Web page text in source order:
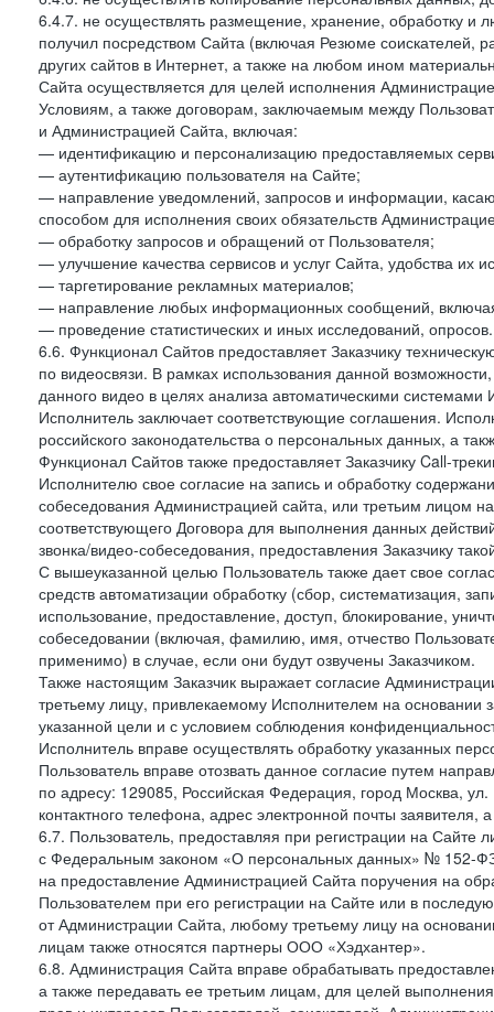
6.4.7. не осуществлять размещение, хранение, обработку и
получил посредством Сайта (включая Резюме
других сайтов в Интернет, а также на любом ином
Сайта осуществляется для целей исполнения
Условиям, а также договорам, заключаемым между
и Администрацией Сайта, включая:
— идентификацию и персонализацию предоставляемых
— аутентификацию пользователя на Сайте;
— направление уведомлений, запросов и информации,
способом для исполнения своих обязательств
— обработку запросов и обращений от Пользователя;
— улучшение качества сервисов и услуг Сайта, удобства их
— таргетирование рекламных материалов;
— направление любых информационных сообщений,
— проведение статистических и иных исследований, опросов.
6.6. Функционал Сайтов предоставляет Заказчику
по видеосвязи. В рамках использования данной
данного видео в целях анализа автоматическими
Исполнитель заключает соответствующие соглашения.
российского законодательства о персональных данных, а
Функционал Сайтов также предоставляет Заказчику Call-
Исполнителю свое согласие на запись и обработку
собеседования Администрацией сайта, или третьим лицом
соответствующего Договора для выполнения данных
звонка/видео-собеседования, предоставления Заказчику
С вышеуказанной целью Пользователь также дает свое
средств автоматизации обработку (сбор, систематизация,
использование, предоставление, доступ, блокирование,
собеседовании (включая, фамилию, имя, отчество
применимо) в случае, если они будут озвучены Заказчиком.
Также настоящим Заказчик выражает согласие
третьему лицу, привлекаемому Исполнителем на основании
указанной цели и с условием соблюдения
Исполнитель вправе осуществлять обработку указанных
Пользователь вправе отозвать данное согласие путем
по адресу: 129085, Российская Федерация, город Москва,
контактного телефона, адрес электронной почты
6.7. Пользователь, предоставляя при регистрации на
с Федеральным законом «О персональных данных» № 152-
на предоставление Администрацией Сайта поручения на
Пользователем при его регистрации на Сайте или в
от Администрации Сайта, любому третьему лицу на
лицам также относятся партнеры ООО «Хэдхантер».
6.8. Администрация Сайта вправе обрабатывать
а также передавать ее третьим лицам, для целей